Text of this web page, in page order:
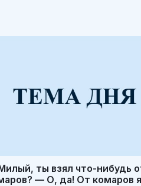
ты взял что-нибудь
— О, да! От комаров я